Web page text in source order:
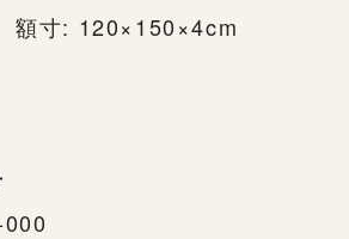
寸: 120×150×4cm